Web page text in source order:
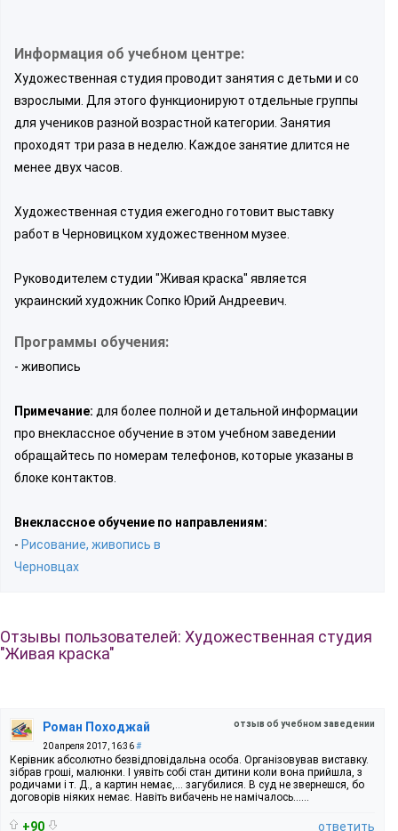
Информация об учебном центре:
Художественная студия проводит занятия с детьми и со
взрослыми. Для этого функционируют отдельные группы
для учеников разной возрастной категории. Занятия
проходят три раза в неделю. Каждое занятие длится не
менее двух часов.
Художественная студия ежегодно готовит выставку
работ в Черновицком художественном музее.
Руководителем студии "Живая краска" является
украинский художник Сопко Юрий Андреевич.
Программы обучения:
- живопись
Примечание: для более полной и детальной информации
про внеклассное обучение в этом учебном заведении
обращайтесь по номерам телефонов, которые указаны в
блоке контактов.
Внеклассное обучение по направлениям:
- Рисование, живопись в
Черновцах
Отзывы пользователей: Художественная студия
"Живая краска"
отзыв об учебном заведении
Роман Походжай
20 апреля 2017, 16:36#
Керівник абсолютно безвідповідальна особа. Організовував виставку.
зібрав гроші, малюнки. І уявіть собі стан дитини коли вона прийшла, з
родичами і т. Д., а картин немає,... загубилися. В суд не звернешся, бо
договорів ніяких немає. Навіть вибачень не намічалось......
+90 ответить